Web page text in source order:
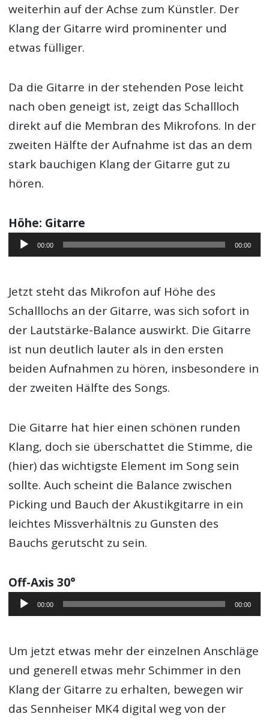
weiterhin auf der Achse zum Künstler. Der
Klang der Gitarre wird prominenter und
etwas fülliger.
Da die Gitarre in der stehenden Pose leicht
nach oben geneigt ist, zeigt das Schallloch
direkt auf die Membran des Mikrofons. In der
zweiten Hälfte der Aufnahme ist das an dem
stark bauchigen Klang der Gitarre gut zu
hören.
Höhe: Gitarre
Audio-
Player
00:00 00:00
Jetzt steht das Mikrofon auf Höhe des
Schalllochs an der Gitarre, was sich sofort in
der Lautstärke-Balance auswirkt. Die Gitarre
ist nun deutlich lauter als in den ersten
beiden Aufnahmen zu hören, insbesondere in
der zweiten Hälfte des Songs.
Die Gitarre hat hier einen schönen runden
Klang, doch sie überschattet die Stimme, die
(hier) das wichtigste Element im Song sein
sollte. Auch scheint die Balance zwischen
Picking und Bauch der Akustikgitarre in ein
leichtes Missverhältnis zu Gunsten des
Bauchs gerutscht zu sein.
Off-Axis 30°
Audio-
Player
00:00 00:00
Um jetzt etwas mehr der einzelnen Anschläge
und generell etwas mehr Schimmer in den
Klang der Gitarre zu erhalten, bewegen wir
das Sennheiser MK4 digital weg von der